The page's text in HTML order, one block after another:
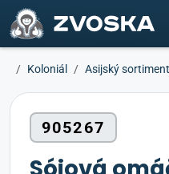
ZVOSKA
Koloniál Asijský sortiment
905267